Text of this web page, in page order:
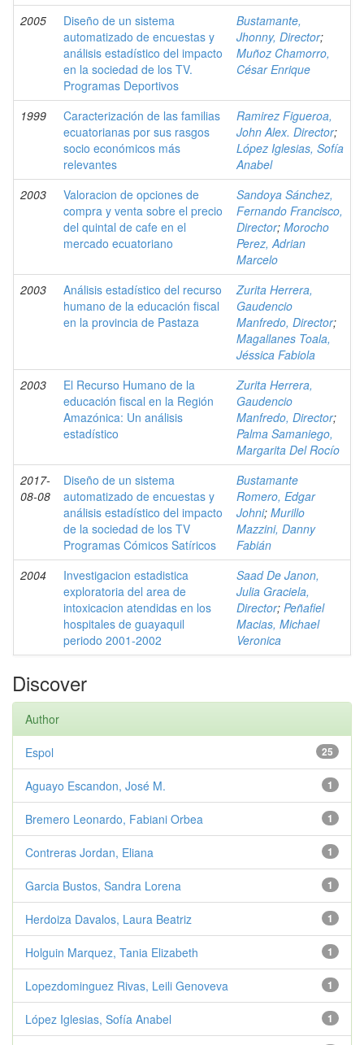
2005
Diseño de un sistema
automatizado de encuestas y
análisis estadístico del impacto
en la sociedad de los TV.
Programas Deportivos
Bustamante,
Jhonny, Director;
Muñoz Chamorro,
César Enrique
1999
Caracterización de las familias
ecuatorianas por sus rasgos
socio económicos más
relevantes
Ramirez Figueroa,
John Alex. Director;
López Iglesias, Sofía
Anabel
2003
Valoracion de opciones de
compra y venta sobre el precio
del quintal de cafe en el
mercado ecuatoriano
Sandoya Sánchez,
Fernando Francisco,
Director; Morocho
Perez, Adrian
Marcelo
2003
Análisis estadístico del recurso
humano de la educación fiscal
en la provincia de Pastaza
Zurita Herrera,
Gaudencio
Manfredo, Director;
Magallanes Toala,
Jéssica Fabiola
2003
El Recurso Humano de la
educación fiscal en la Región
Amazónica: Un análisis
estadístico
Zurita Herrera,
Gaudencio
Manfredo, Director;
Palma Samaniego,
Margarita Del Rocío
2017-
08-08
Diseño de un sistema
automatizado de encuestas y
análisis estadístico del impacto
de la sociedad de los TV
Programas Cómicos Satíricos
Bustamante
Romero, Edgar
Johni; Murillo
Mazzini, Danny
Fabián
2004
Investigacion estadistica
exploratoria del area de
intoxicacion atendidas en los
hospitales de guayaquil
periodo 2001-2002
Saad De Janon,
Julia Graciela,
Director; Peñafiel
Macias, Michael
Veronica
Discover
Author
25
Espol
1
Aguayo Escandon, José M.
1
Bremero Leonardo, Fabiani Orbea
1
Contreras Jordan, Eliana
1
Garcia Bustos, Sandra Lorena
1
Herdoiza Davalos, Laura Beatriz
1
Holguin Marquez, Tania Elizabeth
1
Lopezdominguez Rivas, Leili Genoveva
1
López Iglesias, Sofía Anabel